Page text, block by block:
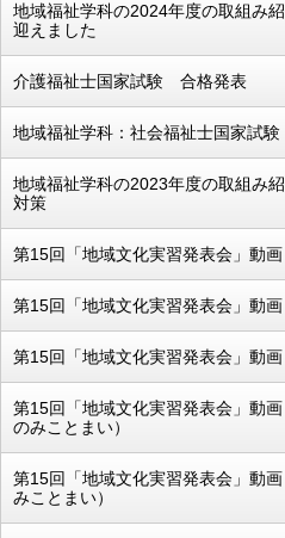
地域福祉学科の2024年度の取組み
迎えました
介護福祉士国家試験 合格発表
地域福祉学科：社会福祉士国家試
地域福祉学科の2023年度の取組み
対策
第15回「地域文化実習発表会」動画
第15回「地域文化実習発表会」動画
第15回「地域文化実習発表会」動画
第15回「地域文化実習発表会」動
のみことまい）
第15回「地域文化実習発表会」動
みことまい）